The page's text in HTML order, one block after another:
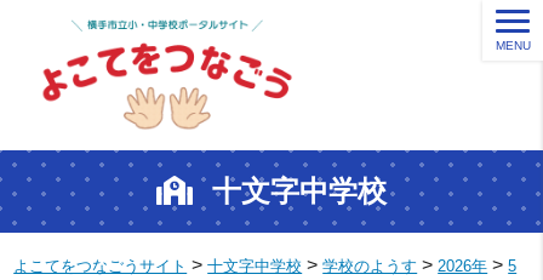
十文字中学校
MENU
よこてをつなごうサイト >十文字中学校 >学校のようす > 2026年 >5